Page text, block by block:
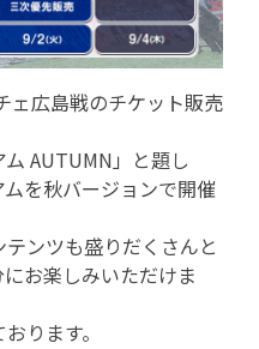
ェ広島戦のチケット販売
AUTUMN」と題し
を秋バージョンで開催
ンツも盛りだくさんと
お楽しみいただけま
ります。